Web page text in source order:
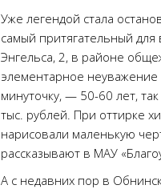
Уже легендой стала
самый притягательный
Энгельса, 2, в районе
элементарное неуважение
минуточку, — 50-60 лет,
тыс. рублей. При оттирке
нарисовали маленькую
рассказывают в МАУ
А с недавних пор в